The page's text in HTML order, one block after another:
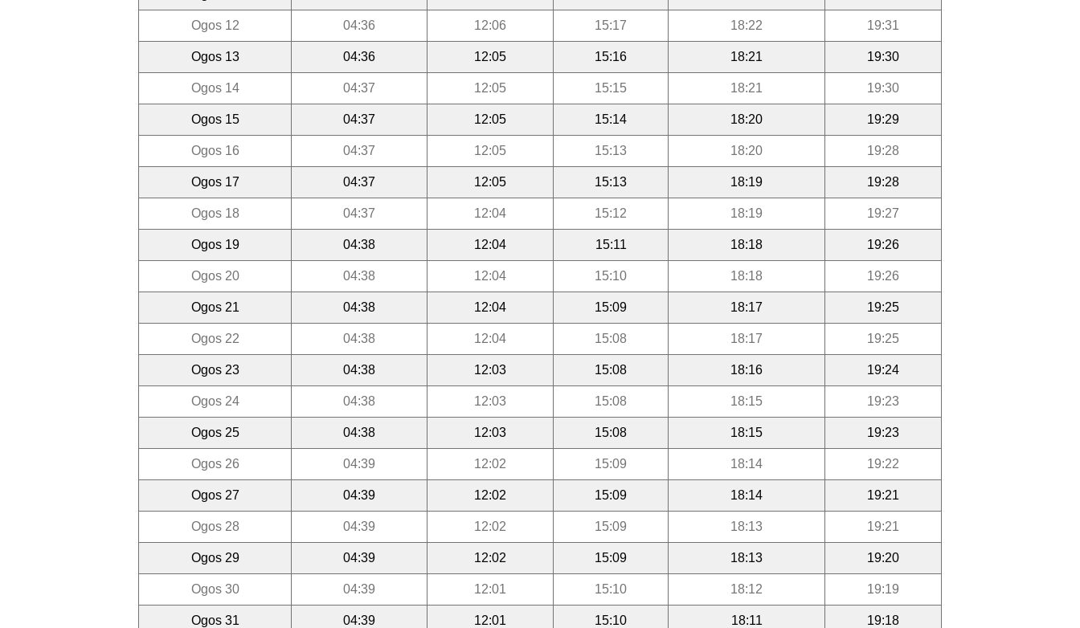
Ogos 12 04:36 12:06 15:17 18:22 19:31
Ogos 13 04:36 12:05 15:16 18:21 19:30
Ogos 14 04:37 12:05 15:15 18:21 19:30
Ogos 15 04:37 12:05 15:14 18:20 19:29
Ogos 16 04:37 12:05 15:13 18:20 19:28
Ogos 17 04:37 12:05 15:13 18:19 19:28
Ogos 18 04:37 12:04 15:12 18:19 19:27
Ogos 19 04:38 12:04 15:11 18:18 19:26
Ogos 20 04:38 12:04 15:10 18:18 19:26
Ogos 21 04:38 12:04 15:09 18:17 19:25
Ogos 22 04:38 12:04 15:08 18:17 19:25
Ogos 23 04:38 12:03 15:08 18:16 19:24
Ogos 24 04:38 12:03 15:08 18:15 19:23
Ogos 25 04:38 12:03 15:08 18:15 19:23
Ogos 26 04:39 12:02 15:09 18:14 19:22
Ogos 27 04:39 12:02 15:09 18:14 19:21
Ogos 28 04:39 12:02 15:09 18:13 19:21
Ogos 29 04:39 12:02 15:09 18:13 19:20
Ogos 30 04:39 12:01 15:10 18:12 19:19
Ogos 31 04:39 12:01 15:10 18:11 19:18